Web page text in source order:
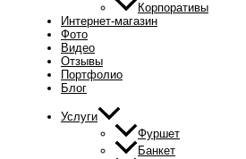
Корпоративы
Интернет-магазин
Фото
Видео
Отзывы
Портфолио
Блог
Услуги
Фуршет
Банкет